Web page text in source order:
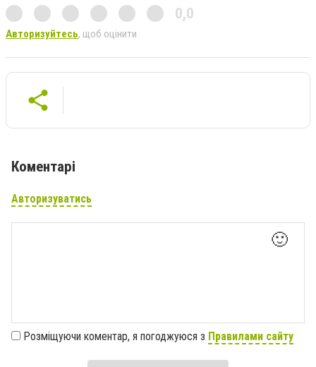
0,0
Авторизуйтесь, щоб оцінити
Коментарі
Авторизуватись
🙂
Розміщуючи коментар, я погоджуюся з Правилами сайту